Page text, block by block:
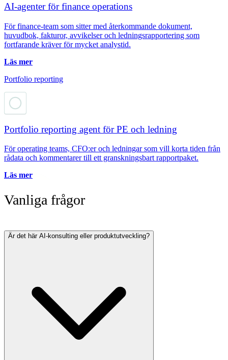
AI-agenter för finance operations
För finance-team som sitter med återkommande dokument,
huvudbok, fakturor, avvikelser och ledningsrapportering som
fortfarande kräver för mycket analystid.
Läs mer
Portfolio reporting
Portfolio reporting agent för PE och ledning
För operating teams, CFO:er och ledningar som vill korta tiden från
rådata och kommentarer till ett granskningsbart rapportpaket.
Läs mer
Vanliga frågor
Är det här AI-konsulting eller produktutveckling?